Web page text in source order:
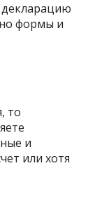
формы и
то
и
или хотя